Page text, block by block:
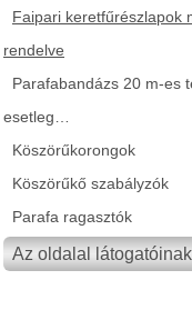
Faipari keretfűrészlapok
rendelve
Parafabandázs 20 m-es
esetleg…
Köszörűkorongok
Köszörűkő szabályzók
Parafa ragasztók
Az oldalal